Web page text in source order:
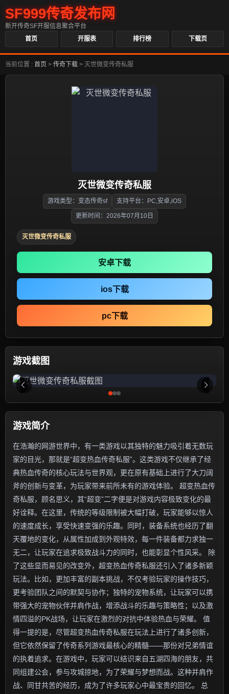
SF999传奇发布网
新开传奇SF开服信息聚合平台
首页
开服表 排行榜 下载页
当前位置 : 首页 > 传奇下载 > 灭世微变传奇私服
灭世微变传奇私服
游戏类型：变态传奇sf 支持平台：PC,安卓,iOS
更新时间：2026年07月10日
灭世微变传奇私服
安卓下载
ios下载
pc下载
游戏截图
游戏简介
在浩瀚的网游世界中，有一类游戏以其独特的魅力吸引着无数玩
家的目光，那就是“超变热血传奇私服”。这类游戏不仅继承了经
典热血传奇的核心玩法与世界观，更在原有基础上进行了大刀阔
斧的创新与变革，为玩家带来前所未有的游戏体验。 超变热血传
奇私服，顾名思义，其“超变”二字便是对游戏内容极致变化的最
好诠释。在这里，传统的等级限制被大幅打破，玩家能够以惊人
的速度成长，享受快速变强的乐趣。同时，装备系统也经历了翻
天覆地的变化，从属性加成到外观特效，每一件装备都力求独一
无二，让玩家在追求极致战斗力的同时，也能彰显个性风采。 除
了这些显而易见的改变外，超变热血传奇私服还引入了诸多新颖
玩法。比如，更加丰富的副本挑战，不仅考验玩家的操作技巧，
更考验团队之间的默契与协作；独特的宠物系统，让玩家可以携
带强大的宠物伙伴并肩作战，增添战斗的乐趣与策略性；以及激
情四溢的PK战场，让玩家在激烈的对抗中体验热血与荣耀。 值
得一提的是，尽管超变热血传奇私服在玩法上进行了诸多创新，
但它依然保留了传奇系列游戏最核心的精髓——那份对兄弟情谊
的执着追求。在游戏中，玩家可以结识来自五湖四海的朋友，共
同组建公会，参与攻城掠地，为了荣耀与梦想而战。这种并肩作
战、同甘共苦的经历，成为了许多玩家心中最宝贵的回忆。 总